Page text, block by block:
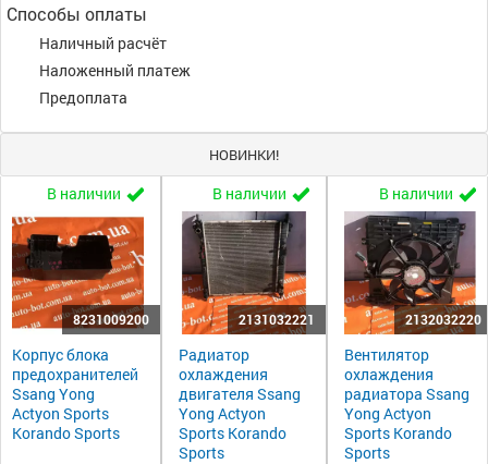
Способы оплаты
Наличный расчёт
Наложенный платеж
Предоплата
НОВИНКИ!
В наличии
8231009200
Корпус блока
предохранителей
Ssang Yong
Actyon Sports
Korando Sports
В наличии
2131032221
Радиатор
охлаждения
двигателя Ssang
Yong Actyon
Sports Korando
Sports
В наличии
2132032220
Вентилятор
охлаждения
радиатора Ssang
Yong Actyon
Sports Korando
Sports